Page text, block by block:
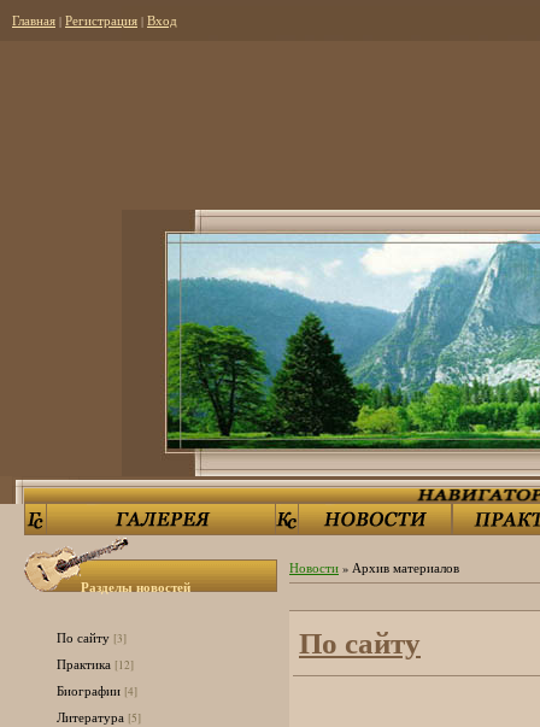
Главная | Регистрация | Вход
Разделы новостей
По сайту [3]
Практика [12]
Биографии [4]
Литература [5]
Новости » Архив материалов
По сайту